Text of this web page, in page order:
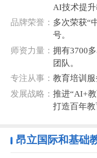
AI技术提升
‌品牌荣誉‌： 多次荣获“
号。
‌师资力量‌： 拥有3700
团队。
‌专注从事‌： 教育培训服
‌发展战略‌： 推进“AI+
打造百年教
昂立国际和基础